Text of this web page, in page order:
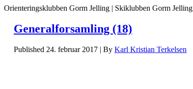
Orienteringsklubben Gorm Jelling | Skiklubben Gorm Jelling
Generalforsamling (18)
Published 24. februar 2017 | By Karl Kristian Terkelsen